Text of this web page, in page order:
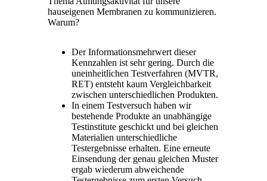
hauseigenen Membranen zu kommunizieren.
Warum?
Der Informationsmehrwert dieser
Kennzahlen ist sehr gering. Durch die
uneinheitlichen Testverfahren (MVTR,
RET) entsteht kaum Vergleichbarkeit
zwischen unterschiedlichen Produkten.
In einem Testversuch haben wir
bestehende Produkte an unabhängige
Testinstitute geschickt und bei gleichen
Materialien unterschiedliche
Testergebnisse erhalten. Eine erneute
Einsendung der genau gleichen Muster
ergab wiederum abweichende